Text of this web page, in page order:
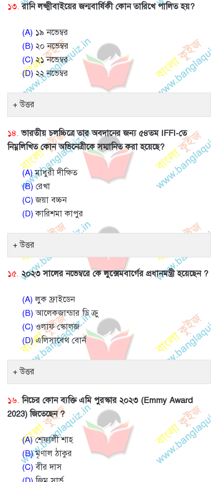
১৩. রানি লক্ষ্মীবাইয়ের জন্মবার্ষিকী কোন তারিখে পালিত হয়?
(A) ১৯ নভেম্বর
(B) ২০ নভেম্বর
(C)২১ নভেম্বর
(D)২২ নভেম্বর
উত্তর
১৪. ভারতীয় চলচ্চিত্রে তার অবদানের জন্য ৫৪তম IFFI-তে
নিম্নলিখিত কোন অভিনেত্রীকে সম্মানিত করা হয়েছে?
(A)মাধুরী দীক্ষিত
(B) রেখা
(C)জয়া বচ্চন
(D)কারিশমা কাপুর
উত্তর
১৫. ২০২৩ সালের নভেম্বরে কে লুক্সেমবার্গের প্রধানমন্ত্রী হয়েছেন ?
(A)লুক ফ্রাইডেন
(B)আলেকজান্ডার ডি ক্রু
(C) ওলাফ স্কোলজ
(D)এলিসাবেথ বোর্ন
উত্তর
১৬. নিচের কোন ব্যক্তি এমি পুরস্কার ২০২৩ (Emmy Award
2023) জিতেছেন ?
(A)শেফালী শাহ
(B)মৃণাল ঠাকুর
(C)বীর দাস